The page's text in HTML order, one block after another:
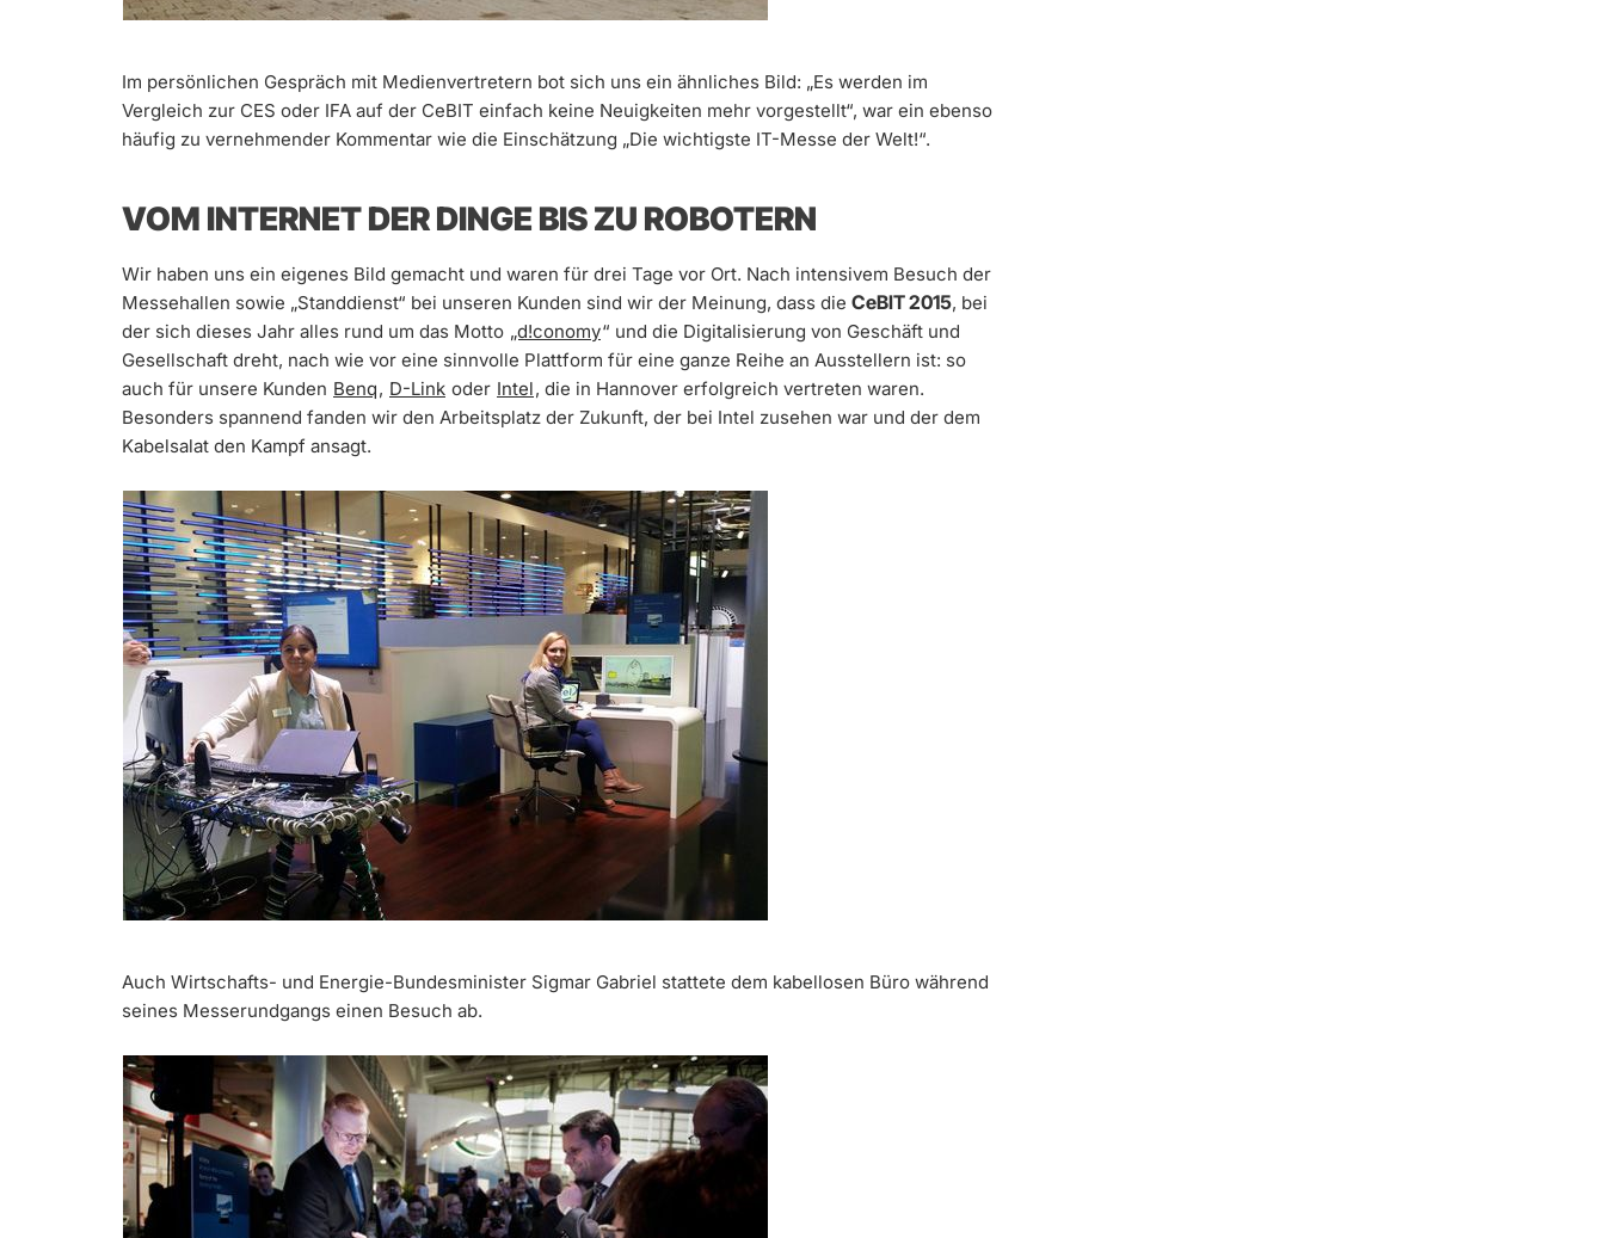
Im persönlichen Gespräch mit Medienvertretern bot sich uns ein ähnliches Bild: „Es werden im
Vergleich zur CES oder IFA auf der CeBIT einfach keine Neuigkeiten mehr vorgestellt“, war ein ebenso
häufig zu vernehmender Kommentar wie die Einschätzung „Die wichtigste IT-Messe der Welt!“.
VOM INTERNET DER DINGE BIS ZU ROBOTERN
Wir haben uns ein eigenes Bild gemacht und waren für drei Tage vor Ort. Nach intensivem Besuch der
Messehallen sowie „Standdienst“ bei unseren Kunden sind wir der Meinung, dass die CeBIT 2015, bei
der sich dieses Jahr alles rund um das Motto „d!conomy“ und die Digitalisierung von Geschäft und
Gesellschaft dreht, nach wie vor eine sinnvolle Plattform für eine ganze Reihe an Ausstellern ist: so
auch für unsere Kunden Benq, D-Link oder Intel, die in Hannover erfolgreich vertreten waren.
Besonders spannend fanden wir den Arbeitsplatz der Zukunft, der bei Intel zusehen war und der dem
Kabelsalat den Kampf ansagt.
Auch Wirtschafts- und Energie-Bundesminister Sigmar Gabriel stattete dem kabellosen Büro während
seines Messerundgangs einen Besuch ab.